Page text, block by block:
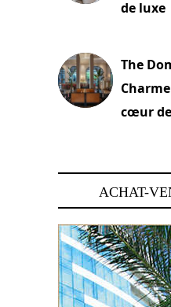
de luxe
The
cœur
ACHAT-